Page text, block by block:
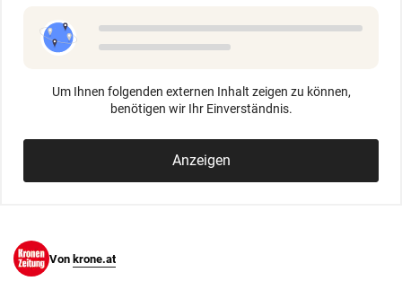
search
eingeben
Um Ihnen folgenden externen Inhalt zeigen zu können,
benötigen wir Ihr Einverständnis.
Anzeigen
Von krone.at